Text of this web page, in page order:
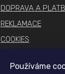
Používáme
DOPRAVA A
REKLAMACE
COOKIES